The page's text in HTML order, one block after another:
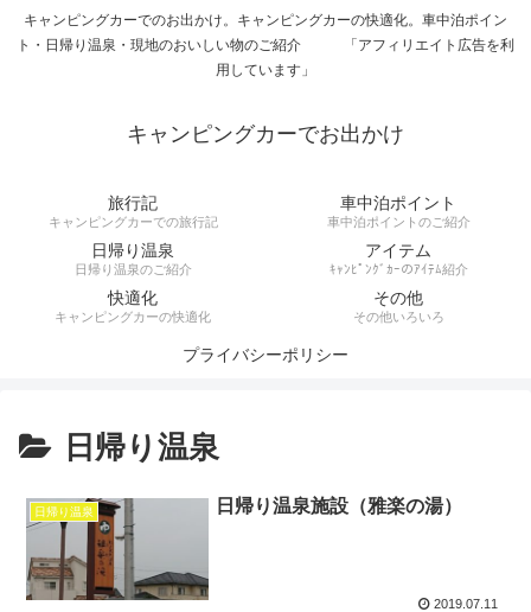
キャンピングカーでのお出かけ。キャンピングカーの快適化。車中泊ポイン
ト・日帰り温泉・現地のおいしい物のご紹介 「アフィリエイト広告を利
用しています」
キャンピングカーでお出かけ
旅行記
キャンピングカーでの旅行記
車中泊ポイント
車中泊ポイントのご紹介
日帰り温泉
日帰り温泉のご紹介
アイテム
ｷｬﾝﾋﾟﾝｸﾞｶｰのｱｲﾃﾑ紹介
快適化
キャンピングカーの快適化
その他
その他いろいろ
プライバシーポリシー
日帰り温泉
日帰り温泉 日帰り温泉施設（雅楽の湯）
2019.07.11